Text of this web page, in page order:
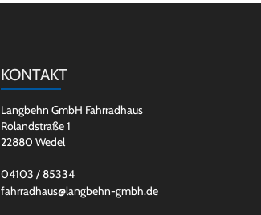
KONTAKT
Langbehn GmbH Fahrradhaus
Rolandstraße 1
22880 Wedel
04103 / 85334
fahrradhaus@langbehn-gmbh.de